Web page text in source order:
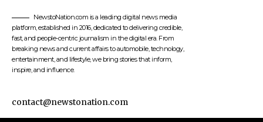
NewstoNation.com is a leading digital news media
platform, established in 2016, dedicated to delivering credible,
fast, and people-centric journalism in the digital era. From
breaking news and current affairs to automobile, technology,
entertainment, and lifestyle, we bring stories that inform,
inspire, and influence.
contact@newstonation.com